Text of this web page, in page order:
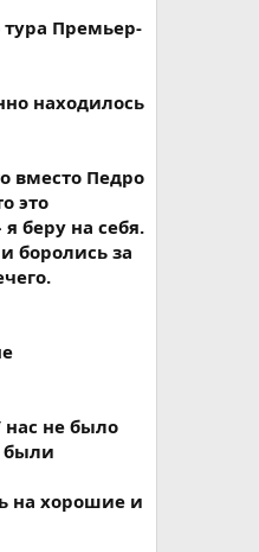
Премьер-
находилось
вместо Педро
это
беру на себя.
боролись за
нас не было
были
на хорошие и